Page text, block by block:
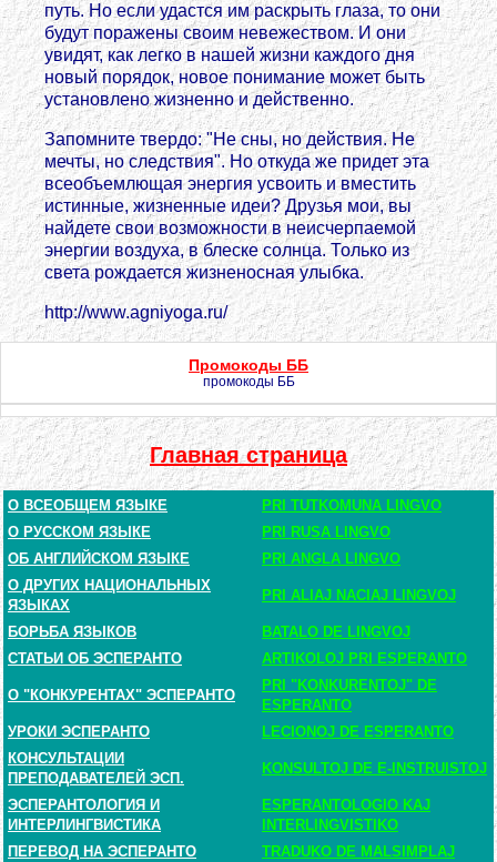
путь. Но если удастся им раскрыть глаза, то они
будут поражены своим невежеством. И они
увидят, как легко в нашей жизни каждого дня
новый порядок, новое понимание может быть
установлено жизненно и действенно.
Запомните твердо: "Не сны, но действия. Не
мечты, но следствия". Но откуда же придет эта
всеобъемлющая энергия усвоить и вместить
истинные, жизненные идеи? Друзья мои, вы
найдете свои возможности в неисчерпаемой
энергии воздуха, в блеске солнца. Только из
света рождается жизненосная улыбка.
http://www.agniyoga.ru/
Промокоды ББ
промокоды ББ
Главная страница
О ВСЕОБЩЕМ ЯЗЫКЕ
PRI TUTKOMUNA LINGVO
О РУССКОМ ЯЗЫКЕ
PRI RUSA LINGVO
ОБ АНГЛИЙСКОМ ЯЗЫКЕ
PRI ANGLA LINGVO
О ДРУГИХ НАЦИОНАЛЬНЫХ
ЯЗЫКАХ
PRI ALIAJ NACIAJ LINGVOJ
БОРЬБА ЯЗЫКОВ
BATALO DE LINGVOJ
СТАТЬИ ОБ ЭСПЕРАНТО
ARTIKOLOJ PRI ESPERANTO
О "КОНКУРЕНТАХ" ЭСПЕРАНТО
PRI "KONKURENTOJ" DE
ESPERANTO
УРОКИ ЭСПЕРАНТО
LECIONOJ DE ESPERANTO
КОНСУЛЬТАЦИИ
ПРЕПОДАВАТЕЛЕЙ ЭСП.
KONSULTOJ DE E-INSTRUISTOJ
ЭСПЕРАНТОЛОГИЯ И
ИНТЕРЛИНГВИСТИКА
ESPERANTOLOGIO KAJ
INTERLINGVISTIKO
ПЕРЕВОД НА ЭСПЕРАНТО
TRADUKO DE MALSIMPLAJ